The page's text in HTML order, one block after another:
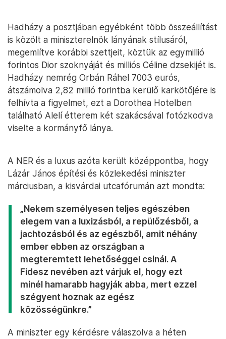
Hadházy a posztjában egyébként több összeállítást
is közölt a miniszterelnök lányának stílusáról,
megemlítve korábbi szettjeit, köztük az egymillió
forintos Dior szoknyáját és milliós Céline dzsekijét is.
Hadházy nemrég Orbán Ráhel 7003 eurós,
átszámolva 2,82 millió forintba kerülő karkötőjére is
felhívta a figyelmet, ezt a Dorothea Hotelben
található Alelí étterem két szakácsával fotózkodva
viselte a kormányfő lánya.
A NER és a luxus azóta került középpontba, hogy
Lázár János építési és közlekedési miniszter
márciusban, a kisvárdai utcafórumán azt mondta:
„Nekem személyesen teljes egészében
elegem van a luxizásból, a repülőzésből, a
jachtozásból és az egészből, amit néhány
ember ebben az országban a
megteremtett lehetőséggel csinál. A
Fidesz nevében azt várjuk el, hogy ezt
minél hamarabb hagyják abba, mert ezzel
szégyent hoznak az egész
közösségünkre.”
A miniszter egy kérdésre válaszolva a héten